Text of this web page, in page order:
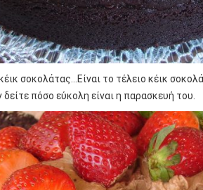
σοκολάτας…Είναι το τέλειο κέικ
δείτε πόσο εύκολη είναι η παρασκευή του.